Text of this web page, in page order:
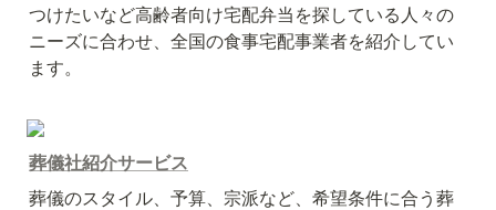
つけたいなど高齢者向け宅配弁当を探している人々の
ニーズに合わせ、全国の食事宅配事業者を紹介してい
ます。
葬儀社紹介サービス
葬儀のスタイル、予算、宗派など、希望条件に合う葬